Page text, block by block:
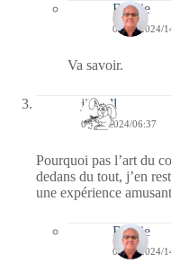
Bernie
06/10/2024/
Va savoir.
jill bill
06/10/2024/06:37
Pourquoi pas l’art du
dedans du tout, j’en
une expérience
Bernie
06/10/2024/